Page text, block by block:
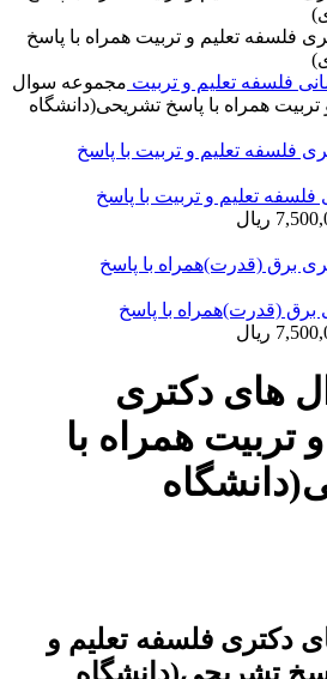
فلسفه تعلیم و تربیت مجموعه سوال
همراه با پاسخ تشریحی(دانشگاه
تعلیم و تربیت با پاسخ
ریال
(قدرت)همراه با پاسخ
ریال
های دکتری
تربیت همراه با
دکتری فلسفه تعلیم و